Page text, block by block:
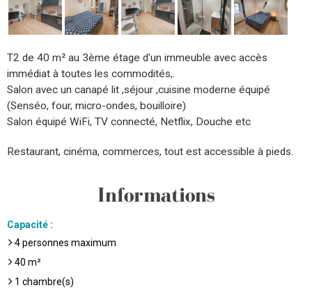
T2 de 40 m² au 3ème étage d'un immeuble avec accès
immédiat à toutes les commodités,.
Salon avec un canapé lit ,séjour ,cuisine moderne équipé
(Senséo, four, micro-ondes, bouilloire)
Salon équipé WiFi, TV connecté, Netflix, Douche etc
Restaurant, cinéma, commerces, tout est accessible à pieds.
Informations
Capacité :
4personnes maximum
40 m²
1 chambre(s)